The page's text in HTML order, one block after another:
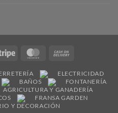
Stripe MasterCard
Delivery
ELECTRICIDAD
BAÑOS
FONTANERÍA
AGRICULTURA Y GANADERÍA
FRANSA GARDEN
Y DECORACIÓN